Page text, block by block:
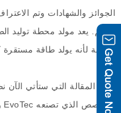
الجوائز والشهادات وتم
العالم
يعد مولد محطة توليد
الطاقة لأنه يولد طاقة
تقدم المقالة التي ستأتي
المخصص الذي تصنعه EvoTec